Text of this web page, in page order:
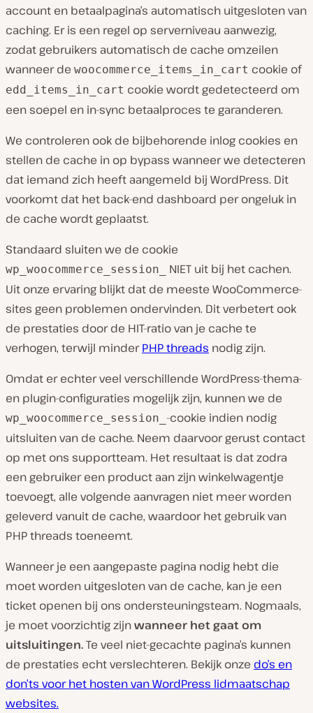
account en betaalpagina’s automatisch uitgesloten van
caching. Er is een regel op serverniveau aanwezig,
zodat gebruikers automatisch de cache omzeilen
wanneer de woocommerce_items_in_cart cookie of
edd_items_in_cart cookie wordt gedetecteerd om
een ​​soepel en in-sync betaalproces te garanderen.
We controleren ook de bijbehorende inlog cookies en
stellen de cache in op bypass wanneer we detecteren
dat iemand zich heeft aangemeld bij WordPress. Dit
voorkomt dat het back-end dashboard per ongeluk in
de cache wordt geplaatst.
Standaard sluiten we de cookie
wp_woocommerce_session_
NIET uit bij het cachen.
Uit onze ervaring blijkt dat de meeste WooCommerce-
sites geen problemen ondervinden. Dit verbetert ook
de prestaties door de HIT-ratio van je cache te
verhogen, terwijl minderPHP threads nodig zijn.
Omdat er echter veel verschillende WordPress-thema-
en plugin-configuraties mogelijk zijn, kunnen we de
wp_woocommerce_session_ -cookie indien nodig
uitsluiten van de cache. Neem daarvoor gerust contact
op met ons supportteam. Het resultaat is dat zodra
een gebruiker een product aan zijn winkelwagentje
toevoegt, alle volgende aanvragen niet meer worden
geleverd vanuit de cache, waardoor het gebruik van
PHP threads toeneemt.
Wanneer je een aangepaste pagina nodig hebt die
moet worden uitgesloten van de cache, kan je een
ticket openen bij ons ondersteuningsteam. Nogmaals,
je moet voorzichtig zijnwanneer het gaat om
uitsluitingen.Te veel niet-gecachte pagina’s kunnen
de prestaties echt verslechteren. Bekijk onze do’s en
don’ts voor het hosten van WordPress lidmaatschap
websites.